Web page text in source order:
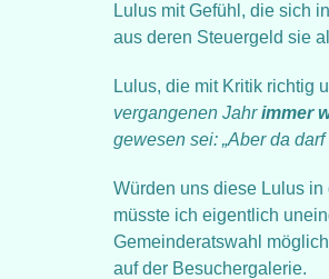
Lulus mit Gefühl, die sich
aus deren Steuergeld sie
Lulus, die mit Kritik richtig
vergangenen Jahrimmer
gewesen sei: „Aber da
Würden uns diese Lulus
müsste ich eigentlich
Gemeinderatswahl
auf der Besuchergalerie.